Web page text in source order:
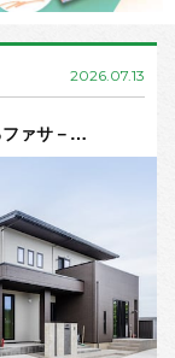
2026.07.13
ファサ－…